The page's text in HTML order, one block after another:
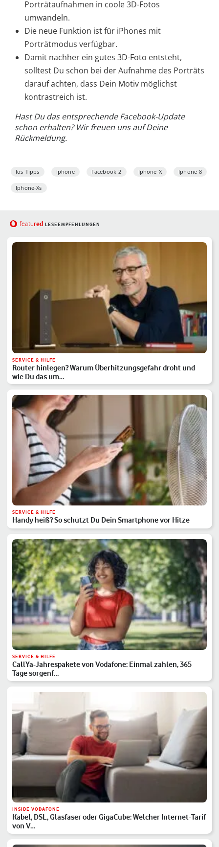
Porträtaufnahmen in coole 3D-Fotos
umwandeln.
Die neue Funktion ist für iPhones mit
Porträtmodus verfügbar.
Damit nachher ein gutes 3D-Foto entsteht,
solltest Du schon bei der Aufnahme des Porträts
darauf achten, dass Dein Motiv möglichst
kontrastreich ist.
Hast Du das entsprechende Facebook-Update
schon erhalten? Wir freuen uns auf Deine
Rückmeldung.
Ios-Tipps Iphone Facebook-2 Iphone-X Iphone-8
Iphone-Xs
featured LESEEMPFEHLUNGEN
SERVICE & HILFE
Router hinlegen? Warum Überhitzungsgefahr droht und
wie Du das um…
SERVICE & HILFE
Handy heiß? So schützt Du Dein Smartphone vor Hitze
SERVICE & HILFE
CallYa-Jahrespakete von Vodafone: Einmal zahlen, 365
Tage sorgenf…
INSIDE VODAFONE
Kabel, DSL, Glasfaser oder GigaCube: Welcher Internet-Tarif
von V…